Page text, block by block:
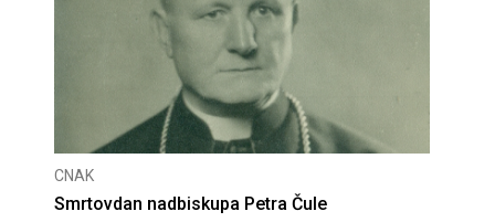
CNAK
Deseta obljetnica poništenja komunističke